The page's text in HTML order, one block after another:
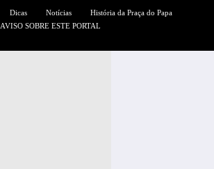
Dicas Notícias
História da Praça do Papa
AVISO SOBRE ESTE PORTAL